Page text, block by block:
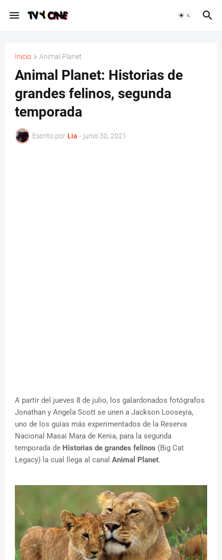
Inicio Animal Planet
Animal Planet: Historias de
grandes felinos, segunda
temporada
Escrito por Lia - junio 30, 2021
A partir del jueves 8 de julio, los galardonados fotógrafos
Jonathan y Angela Scott se unen a Jackson Looseyia,
uno de los guías más experimentados de la Reserva
Nacional Masai Mara de Kenia, para la segunda
temporada de Historias de grandes felinos (Big Cat
Legacy) la cual llega al canal Animal Planet.